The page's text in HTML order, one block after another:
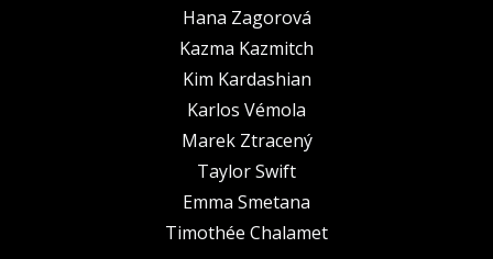
Hana Zagorová
Kazma Kazmitch
Kim Kardashian
Karlos Vémola
Marek Ztracený
Taylor Swift
Emma Smetana
Timothée Chalamet